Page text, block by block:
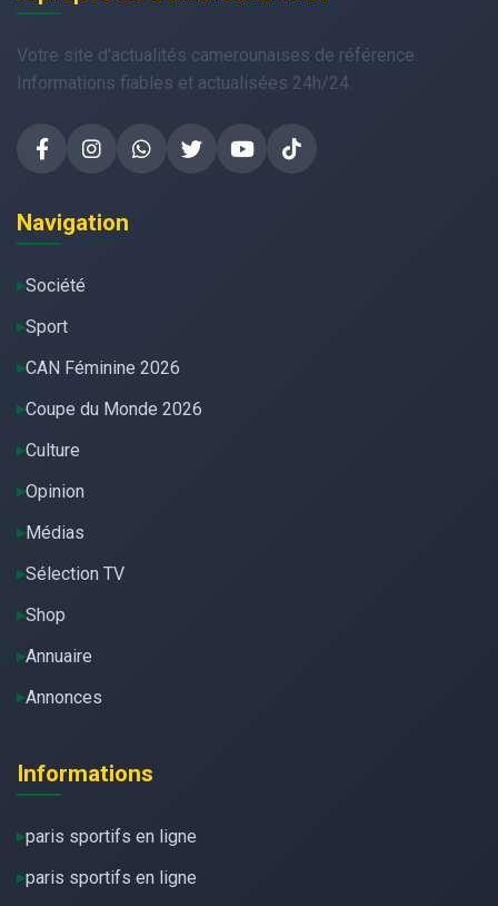
Votre site d'actualités camerounaises de référence.
Informations fiables et actualisées 24h/24.
Navigation
Société
Sport
CAN Féminine 2026
Coupe du Monde 2026
Culture
Opinion
Médias
Sélection TV
Shop
Annuaire
Annonces
Informations
paris sportifs en ligne
paris sportifs en ligne